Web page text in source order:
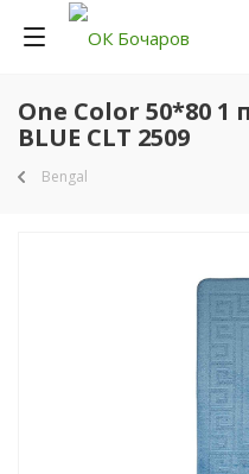
One Color 50*80 1
BLUE CLT 2509
Bengal